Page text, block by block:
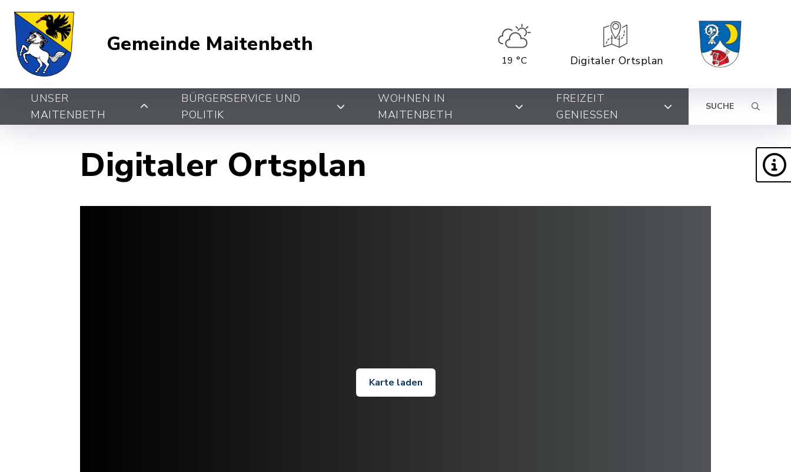
Gemeinde Maitenbeth
19 °C Digitaler Ortsplan
UNSER
MAITENBETH
BÜRGERSERVICE UND
POLITIK
WOHNEN IN
MAITENBETH
FREIZEIT
GENIESSEN
SUCHE
Digitaler Ortsplan
Karte laden